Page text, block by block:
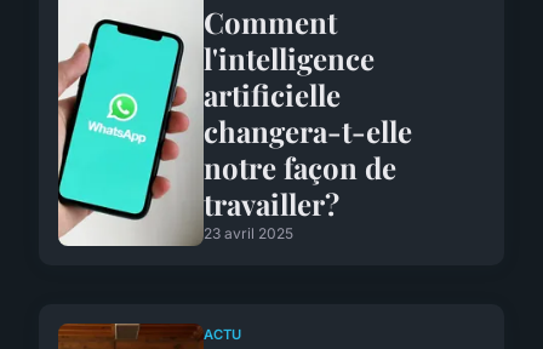
Comment
l'intelligence
artificielle
changera-t-elle
notre façon de
travailler?
23 avril 2025
ACTU